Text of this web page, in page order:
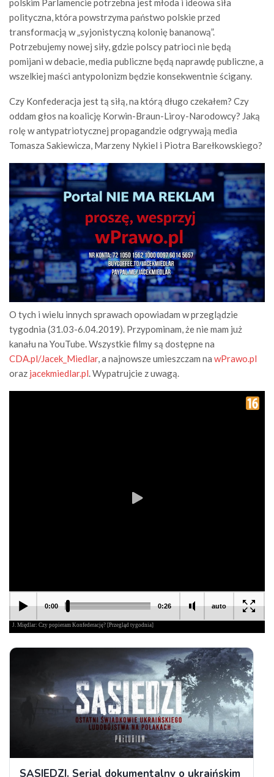
polskim Parlamencie potrzebna jest młoda i ideowa siła
polityczna, która powstrzyma państwo polskie przed
transformacją w „syjonistyczną kolonię bananową”.
Potrzebujemy nowej siły, gdzie polscy patrioci nie będą
pomijani w debacie, media publiczne będą naprawdę publiczne, a
wszelkiej maści antypolonizm będzie konsekwentnie ścigany.
Czy Konfederacja jest tą siłą, na którą długo czekałem? Czy
oddam głos na koalicję Korwin-Braun-Liroy-Narodowcy? Jaką
rolę w antypatriotycznej propagandzie odgrywają media
Tomasza Sakiewicza, Marzeny Nykiel i Piotra Barełkowskiego?
O tych i wielu innych sprawach opowiadam w przeglądzie
tygodnia (31.03-6.04.2019). Przypominam, że nie mam już
kanału na YouTube. Wszystkie filmy są dostępne na
CDA.pl/Jacek_Miedlar, a najnowsze umieszczam na wPrawo.pl
oraz jacekmiedlar.pl. Wypatrujcie z uwagą.